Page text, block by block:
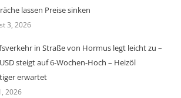
lassen Preise sinken
3, 2026
in Straße von Hormus legt leicht zu –
steigt auf 6-Wochen-Hoch – Heizöl
erwartet
2026